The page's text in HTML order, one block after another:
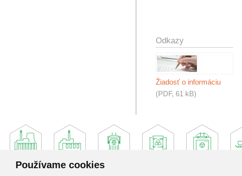
Používame cookies
Odkazy
Žiadosť o informáciu
(PDF, 61 kB)